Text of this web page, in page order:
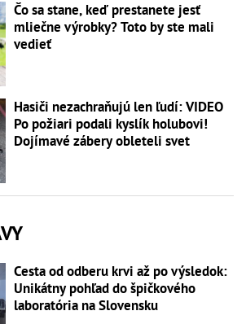
Čo sa stane, keď prestanete jesť
mliečne výrobky? Toto by ste mali
vedieť
Hasiči nezachraňujú len ľudí: VIDEO
Po požiari podali kyslík holubovi!
Dojímavé zábery obleteli svet
Cesta od odberu krvi až po výsledok:
Unikátny pohľad do špičkového
laboratória na Slovensku